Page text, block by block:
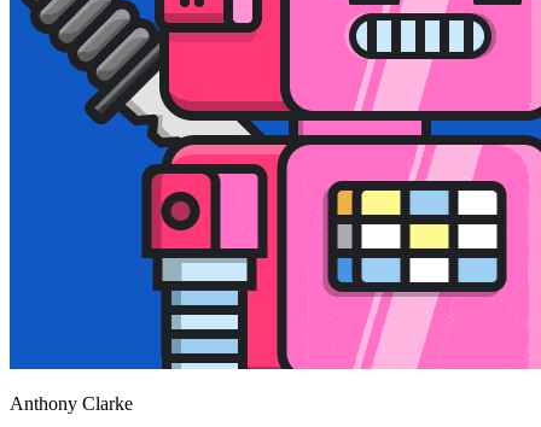
Anthony Clarke